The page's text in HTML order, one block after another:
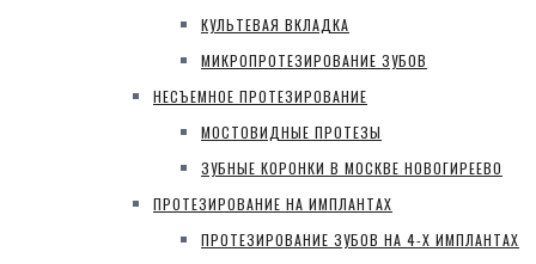
КУЛЬТЕВАЯ ВКЛАДКА
МИКРОПРОТЕЗИРОВАНИЕ ЗУБОВ
НЕСЪЕМНОЕ ПРОТЕЗИРОВАНИЕ
МОСТОВИДНЫЕ ПРОТЕЗЫ
ЗУБНЫЕ КОРОНКИ В МОСКВЕ НОВОГИРЕЕВО
ПРОТЕЗИРОВАНИЕ НА ИМПЛАНТАХ
ПРОТЕЗИРОВАНИЕ ЗУБОВ НА 4-Х ИМПЛАНТАХ